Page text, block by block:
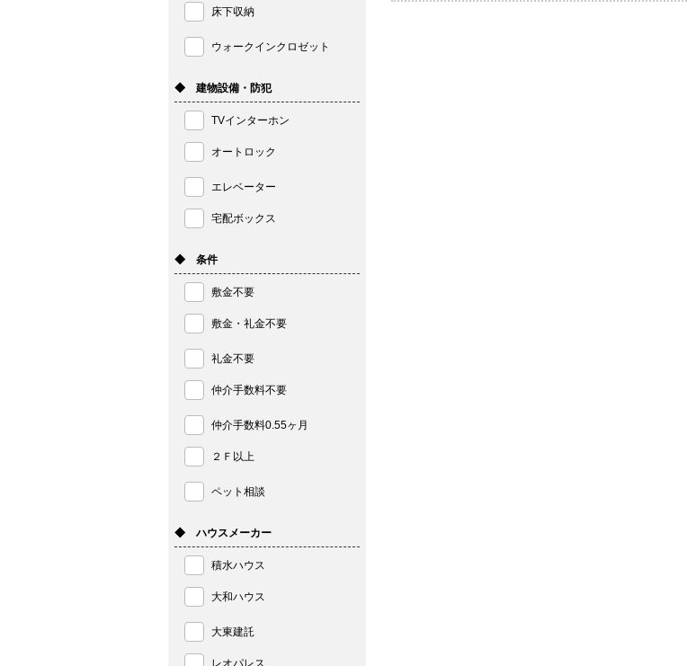
床下収納
ウォークインクロゼット
◆ 建物設備・防犯
TVインターホン
オートロック
エレベーター
宅配ボックス
◆ 条件
敷金不要
敷金・礼金不要
礼金不要
仲介手数料不要
仲介手数料0.55ヶ月
２Ｆ以上
ペット相談
◆ ハウスメーカー
積水ハウス
大和ハウス
大東建託
レオパレス